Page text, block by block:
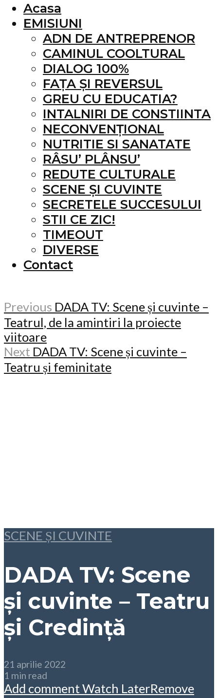
Acasa
EMISIUNI
ADN DE ANTREPRENOR
CAMINUL COOLTURAL
DIALOG 100%
FAȚA ȘI REVERSUL
GREU CU EDUCATIA?
INTALNIRI DE CONSTIINTA
NECONVENȚIONAL
NUTRITIE SI SANATATE
RÂSU’ PLÂNSU’
REDUTE CULTURALE
SCENE ȘI CUVINTE
SECRETELE SUCCESULUI
STII CE ZIC!
TIMEOUT
DIVERSE
Contact
Previous DADA TV: Scene și cuvinte –
Teatrul, de la amintiri la proiecte
viitoare
Next DADA TV: Scene și cuvinte –
Teatru și feminitate
SCENE ȘI CUVINTE
DADA TV: Scene
și cuvinte – Teatru
și Credință
21 aprilie 2022
1 min read
Add commentWatch LaterRemove